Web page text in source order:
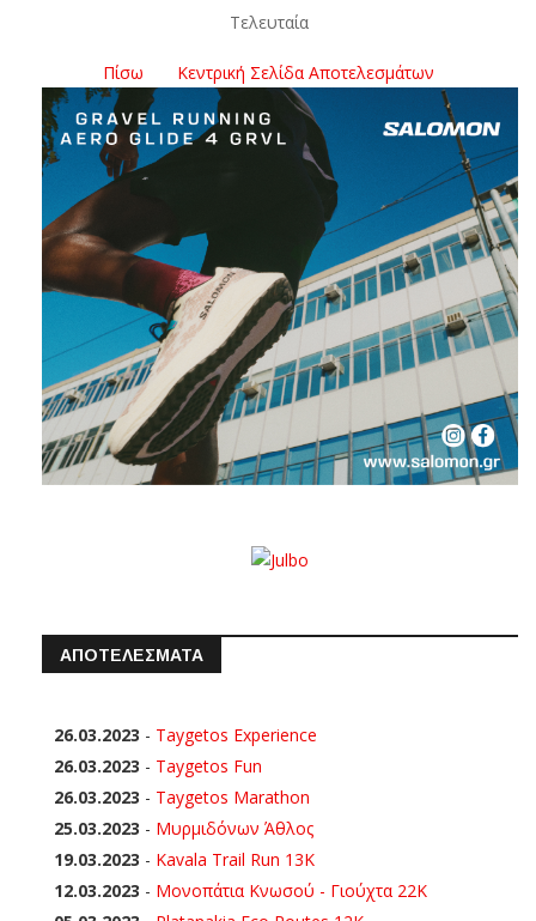
Τελευταία
Πίσω Κεντρική Σελίδα Αποτελεσμάτων
ΑΠΟΤΕΛΕΣΜΑΤΑ
26.03.2023 - Taygetos Experience
26.03.2023 - Taygetos Fun
26.03.2023 - Taygetos Marathon
25.03.2023 - Μυρμιδόνων Άθλος
19.03.2023 - Kavala Trail Run 13K
12.03.2023 - Μονοπάτια Κνωσού - Γιούχτα 22Κ